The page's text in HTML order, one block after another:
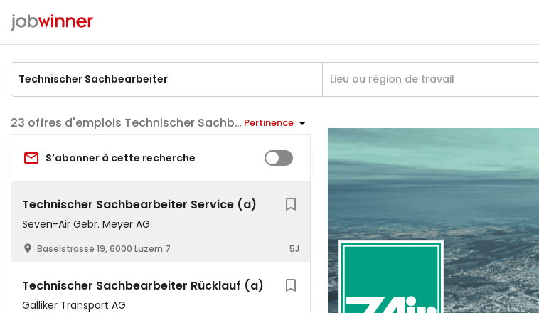
offres d'emplois Technischer Sachbearbeiter Pertinence
S’abonner à cette recherche
Technischer Sachbearbeiter Service (a)
Seven-Air Gebr. Meyer AG
Baselstrasse 19, 6000 Luzern 7 5J
Technischer Sachbearbeiter Rücklauf (a)
Galliker Transport AG